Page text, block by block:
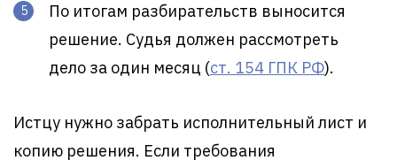
По итогам разбирательств выносится
решение. Судья должен рассмотреть
дело за один месяц (ст. 154 ГПК РФ).
Истцу нужно забрать исполнительный лист и
копию решения. Если требования